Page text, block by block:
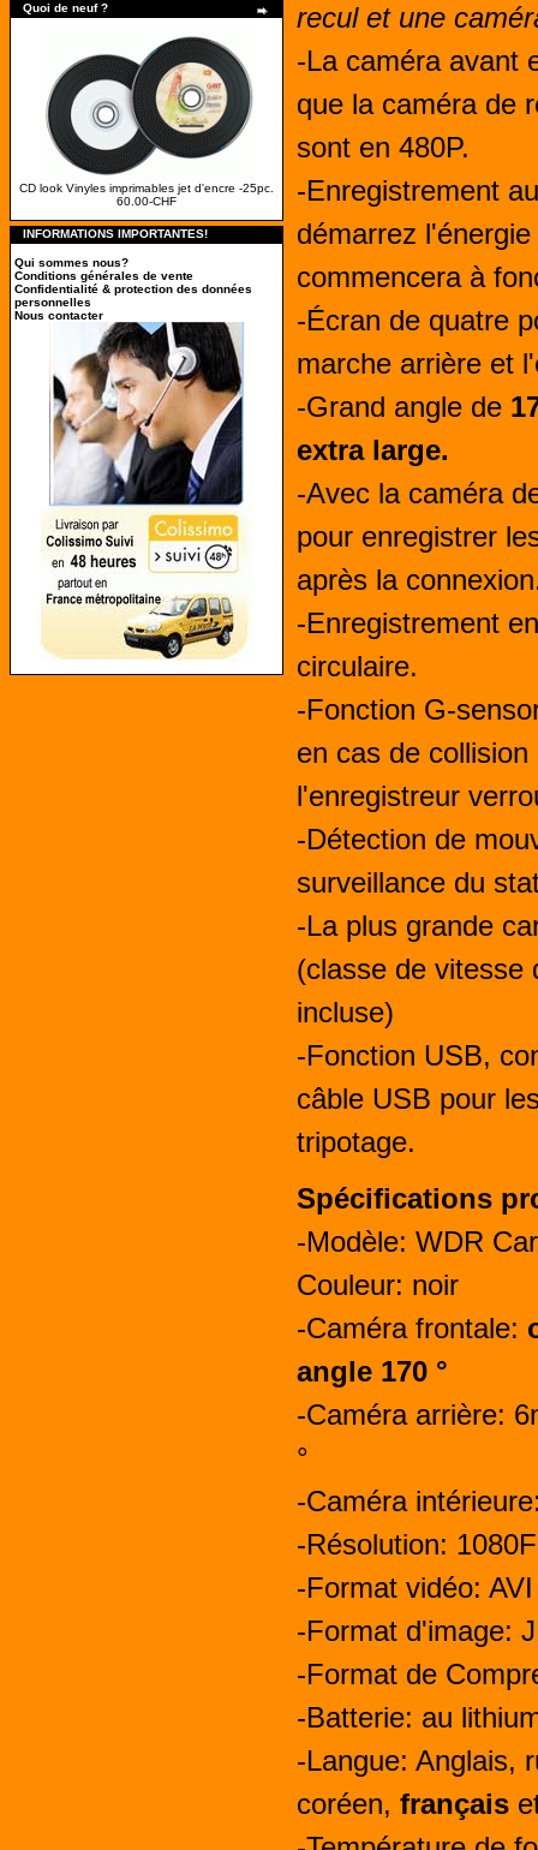
Quoi de neuf ?
CD look Vinyles imprimables jet d'encre -25pc.
60.00-CHF
INFORMATIONS IMPORTANTES!
Qui sommes nous?
Conditions générales de vente
Confidentialité & protection des données
personnelles
Nous contacter
recul et une
-La caméra avant
que la caméra de
sont en 480P.
-Enregistrement
démarrez
commencera à
-Écran de quatre
marche arrière et
-Grand angle de
extra large.
-Avec la caméra
pour enregistrer
après la
-Enregistrement
circulaire.
-Fonction G-
en cas de
l'enregistreur
-Détection de
surveillance du
-La plus grande
(classe de vitesse
incluse)
-Fonction USB,
câble USB pour
tripotage.
Spécifications
-Modèle: WDR
Couleur: noir
-Caméra frontale:
angle 170 °
-Caméra arrière:
°
-Caméra
-Résolution:
-Format vidéo: AVI
-Format d'image:
-Format de
-Batterie: au
-Langue: Anglais,
coréen, français